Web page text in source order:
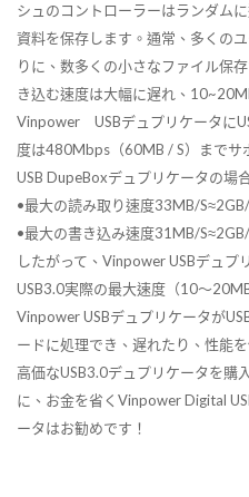
シュのコントローラーはランダム
資料を保存します。通常、多くの
りに、数多くの小さなファイル保
き込む速度は大幅に遅れ、
Vinpower USBデュプリケータに
度は480Mbps（60MB / S）までサ
USB DupeBoxデュプリケータの場
•最大の読み取り速度33MB/
•最大の書き込み速度31MB/
したがって、Vinpower USBデュプ
USB3.0実際の最大速度（10〜
Vinpower USBデュプリケータが
ードに処理でき、遅れたり、性能
高価なUSB3.0デュプリケータを購
に、お金を省くVinpower Digital
ータはお勧めです！